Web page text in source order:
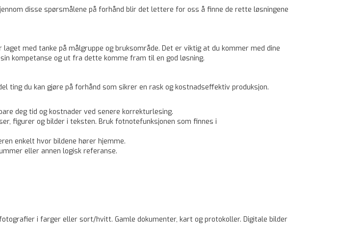
disse ­spørsmålene på forhånd blir det lettere for oss å finne de rette løsningene
med tanke på målgruppe og bruksområde. Det er viktig at du kommer med dine
kompetanse og ut fra dette komme fram til en god løsning.
ting du kan gjøre på forhånd som sikrer en rask og ­kostnadseffektiv produksjon.
deg tid og kostnader ved senere ­korrekturlesing.
figurer og bilder i teksten. Bruk fotnotefunksjonen som ­finnes i
enkelt hvor bildene hører hjemme.
eller annen logisk referanse.
i farger eller sort/hvitt. Gamle ­dokumenter, kart og protokoller. Digitale bilder